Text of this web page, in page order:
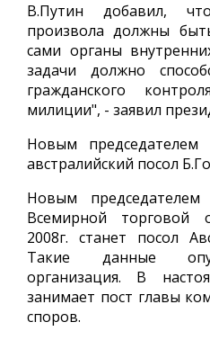
В.Путин добавил,
произвола должны
сами органы
задачи должно
гражданского
милиции", - заявил
Новым
австралийский посол
Новым председателем
Всемирной торговой
2008г. станет посол
Такие данные
организация. В
занимает пост главы
споров.